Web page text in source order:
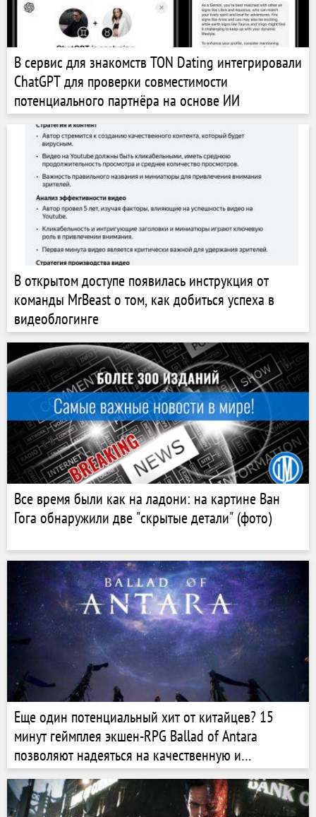
В сервис для знакомств TON Dating интегрировали
ChatGPT для проверки совместимости
потенциального партнёра на основе ИИ
В открытом доступе появилась инструкция от
команды MrBeast о том, как добиться успеха в
видеоблогинге
Все время были как на ладони: на картине Ван
Гога обнаружили две "скрытые детали" (фото)
Еще один потенциальный хит от китайцев? 15
минут геймплея экшен-RPG Ballad of Antara
позволяют надеяться на качественную и
интересную игру